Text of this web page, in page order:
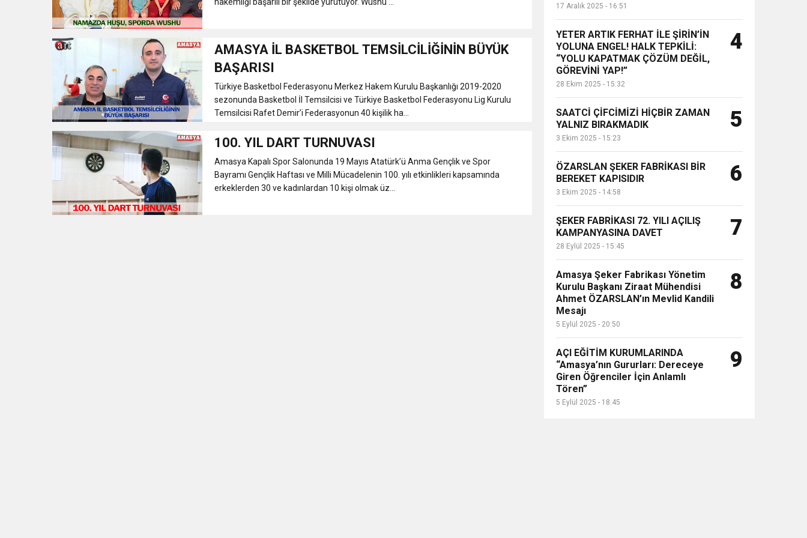
AMASYA İL BASKETBOL TEMSİLCİLİĞİNİN BÜYÜK
BAŞARISI
Türkiye Basketbol Federasyonu Merkez Hakem Kurulu Başkanlığı 2019-2020
sezonunda Basketbol İl Temsilcisi ve Türkiye Basketbol Federasyonu Lig Kurulu
Temsilcisi Rafet Demir’i Federasyonun 40 kişilik ha...
100. YIL DART TURNUVASI
Amasya Kapalı Spor Salonunda 19 Mayıs Atatürk’ü Anma Gençlik ve Spor
Bayramı Gençlik Haftası ve Milli Mücadelenin 100. yılı etkinlikleri kapsamında
erkeklerden 30 ve kadınlardan 10 kişi olmak üz...
17 Aralık 2025 - 16:51
YETER ARTIK FERHAT İLE ŞİRİN’İN
YOLUNA ENGEL! HALK TEPKİLİ:
“YOLU KAPATMAK ÇÖZÜM DEĞİL,
GÖREVİNİ YAP!”
28 Ekim 2025 - 15:32
4
SAATCİ ÇİFCİMİZİ HİÇBİR ZAMAN
YALNIZ BIRAKMADIK
3 Ekim 2025 - 15:23
5
ÖZARSLAN ŞEKER FABRİKASI BİR
BEREKET KAPISIDIR
3 Ekim 2025 - 14:58
6
ŞEKER FABRİKASI 72. YILI AÇILIŞ
KAMPANYASINA DAVET
28 Eylül 2025 - 15:45
7
Amasya Şeker Fabrikası Yönetim
Kurulu Başkanı Ziraat Mühendisi
Ahmet ÖZARSLAN’ın Mevlid Kandili
Mesajı
5 Eylül 2025 - 20:50
8
AÇI EĞİTİM KURUMLARINDA
“Amasya’nın Gururları: Dereceye
Giren Öğrenciler İçin Anlamlı
Tören”
5 Eylül 2025 - 18:45
9